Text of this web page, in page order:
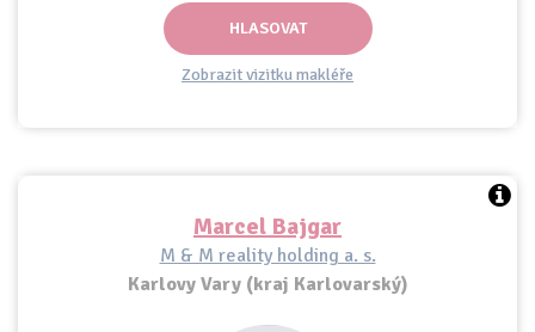
HLASOVAT
Zobrazit vizitku makléře
Marcel Bajgar
M & M reality holding a. s.
Karlovy Vary (kraj Karlovarský)